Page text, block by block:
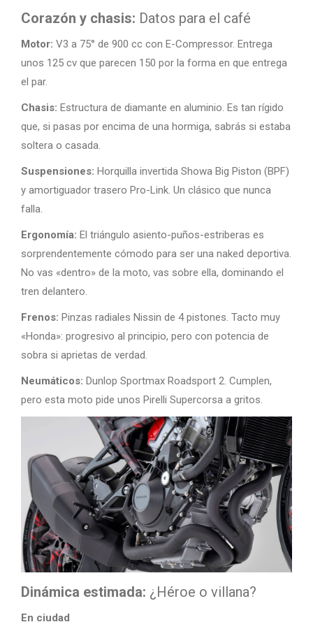
Corazón y chasis: Datos para el café
Motor: V3 a 75° de 900 cc con E-Compressor. Entrega
unos 125 cv que parecen 150 por la forma en que entrega
el par.
Chasis: Estructura de diamante en aluminio. Es tan rígido
que, si pasas por encima de una hormiga, sabrás si estaba
soltera o casada.
Suspensiones: Horquilla invertida Showa Big Piston (BPF)
y amortiguador trasero Pro-Link. Un clásico que nunca
falla.
Ergonomía: El triángulo asiento-puños-estriberas es
sorprendentemente cómodo para ser una naked deportiva.
No vas «dentro» de la moto, vas sobre ella, dominando el
tren delantero.
Frenos: Pinzas radiales Nissin de 4 pistones. Tacto muy
«Honda»: progresivo al principio, pero con potencia de
sobra si aprietas de verdad.
Neumáticos: Dunlop Sportmax Roadsport 2. Cumplen,
pero esta moto pide unos Pirelli Supercorsa a gritos.
Dinámica estimada: ¿Héroe o villana?
En ciudad